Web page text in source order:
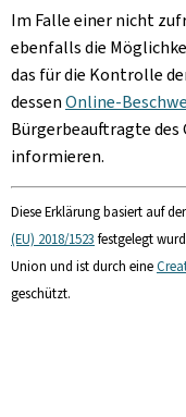
Im Falle einer nicht
ebenfalls die
das für die Kontrolle
dessenOnline-
Bürgerbeauftragte
informieren.
Diese Erklärung basiert auf
(EU) 2018/1523 festgelegt
Union und ist durch eine
geschützt.